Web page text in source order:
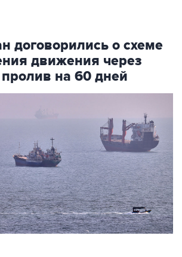
договорились о схеме
движения через
на 60 дней